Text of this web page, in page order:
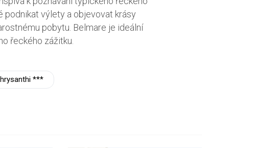
podnikat výlety a objevovat krásy
pobytu. Belmare je ideální
řeckého zážitku.
***